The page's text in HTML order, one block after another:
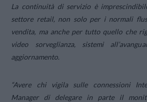
La continuità di servizio è
settore retail, non solo per i normali
vendita, ma anche per tutto quello che
video sorveglianza, sistemi
aggiornamento.
“Avere chi vigila sulle connessioni
Manager di delegare in parte il